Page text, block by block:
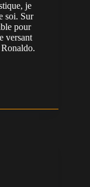
je
soi. Sur
pour
versant